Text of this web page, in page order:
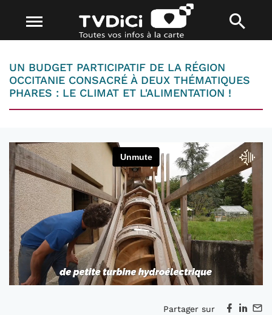
UN BUDGET PARTICIPATIF DE LA RÉGION
OCCITANIE CONSACRÉ À DEUX THÉMATIQUES
PHARES : LE CLIMAT ET L'ALIMENTATION !
Partager sur